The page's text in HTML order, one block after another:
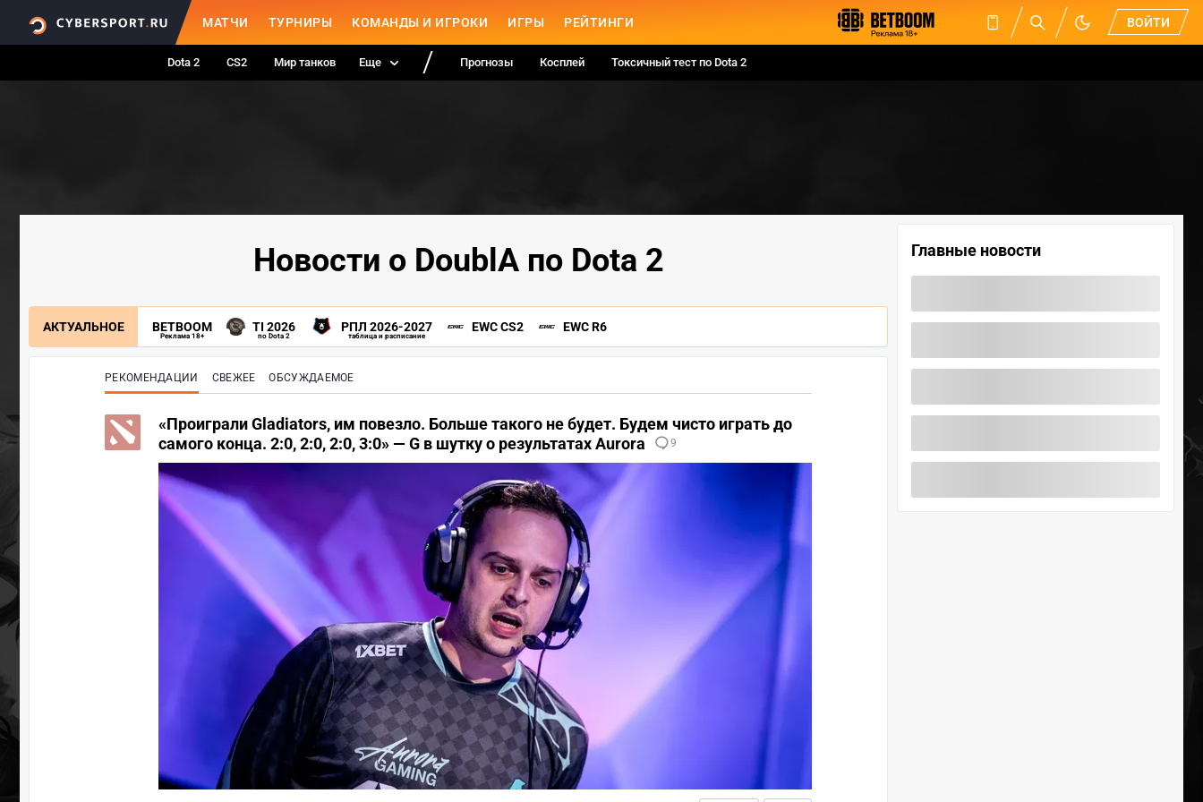
МАТЧИ ТУРНИРЫ КОМАНДЫ И ИГРОКИ ИГРЫ РЕЙТИНГИ ВОЙТИ
Dota 2 CS2 Мир танков Еще Прогнозы Косплей Токсичный тест по Dota 2
Новости о DoublA по Dota 2
АКТУАЛЬНОЕ BETBOOM
Реклама 18+
TI 2026
по Dota 2
РПЛ 2026-2027
таблица и расписание
EWC CS2 EWC R6
РЕКОМЕНДАЦИИ СВЕЖЕЕ ОБСУЖДАЕМОЕ
«Проиграли Gladiators, им повезло. Больше такого не будет. Будем чисто играть до
самого конца. 2:0, 2:0, 2:0, 3:0» — G в шутку о результатах Aurora
9
Главные новости